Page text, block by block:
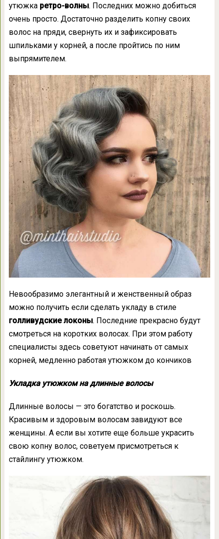
утюжка ретро-волны. Последних можно добиться
очень просто. Достаточно разделить копну своих
волос на пряди, свернуть их и зафиксировать
шпильками у корней, а после пройтись по ним
выпрямителем.
Невообразимо элегантный и женственный образ
можно получить если сделать укладу в стиле
голливудские локоны. Последние прекрасно будут
смотреться на коротких волосах. При этом работу
специалисты здесь советуют начинать от самых
корней, медленно работая утюжком до кончиков
Укладка утюжком на длинные волосы
Длинные волосы — это богатство и роскошь.
Красивым и здоровым волосам завидуют все
женщины. А если вы хотите еще больше украсить
свою копну волос, советуем присмотреться к
стайлингу утюжком.